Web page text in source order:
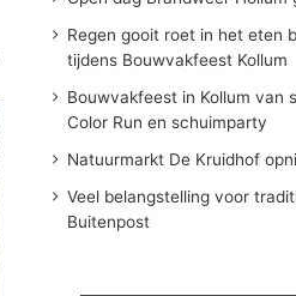
Regen gooit roet in het eten
tijdens Bouwvakfeest Kollum
Bouwvakfeest in Kollum van
Color Run en schuimparty
Natuurmarkt De Kruidhof
Veel belangstelling voor
Buitenpost